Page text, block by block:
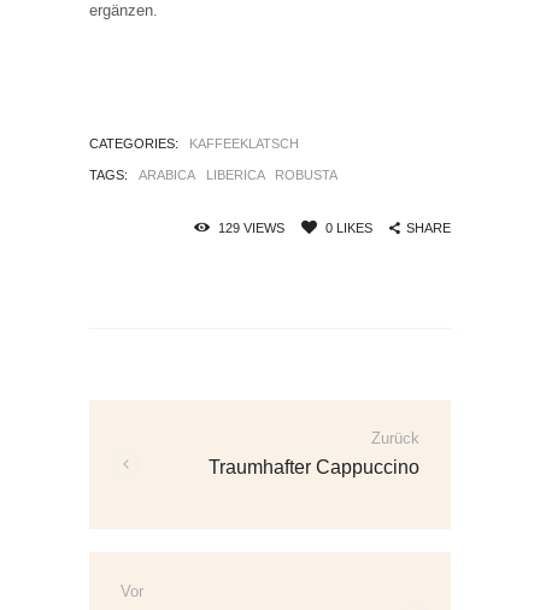
ergänzen.
CATEGORIES: KAFFEEKLATSCH
TAGS: ARABICA LIBERICA ROBUSTA
129VIEWS 0LIKES SHARE
Zurück
Traumhafter Cappuccino
Vor